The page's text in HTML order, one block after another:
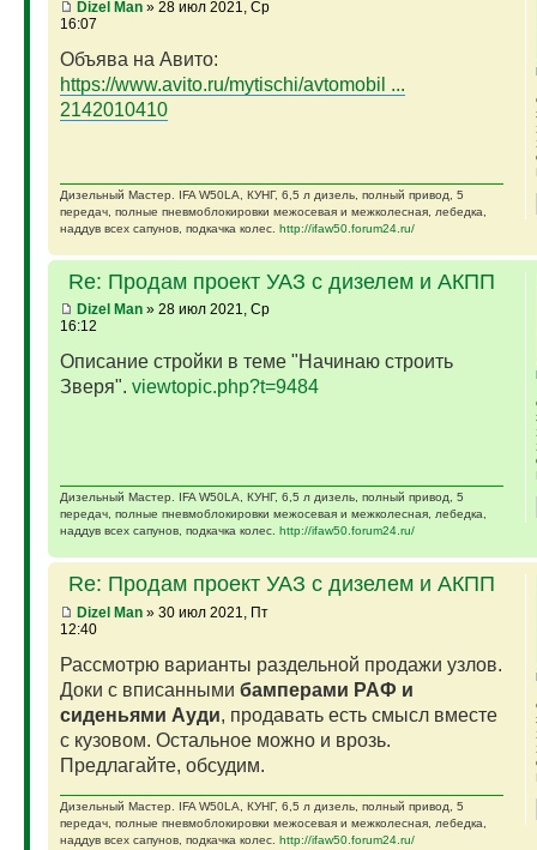
Dizel Man» 28 июл 2021, Ср
16:07
Объява на Авито:
https://www.avito.ru/mytischi/avtomobil ...
2142010410
Дизельный Мастер. IFA W50LA, КУНГ, 6,5 л дизель, полный привод, 5
передач, полные пневмоблокировки межосевая и межколесная, лебедка,
наддув всех сапунов, подкачка колес. http://ifaw50.forum24.ru/
Re: Продам проект УАЗ с дизелем и АКПП
Dizel Man» 28 июл 2021, Ср
16:12
Описание стройки в теме "Начинаю строить
Зверя". viewtopic.php?t=9484
Дизельный Мастер. IFA W50LA, КУНГ, 6,5 л дизель, полный привод, 5
передач, полные пневмоблокировки межосевая и межколесная, лебедка,
наддув всех сапунов, подкачка колес. http://ifaw50.forum24.ru/
Re: Продам проект УАЗ с дизелем и АКПП
Dizel Man» 30 июл 2021, Пт
12:40
Рассмотрю варианты раздельной продажи узлов.
Доки с вписанными бамперами РАФ и
сиденьями Ауди, продавать есть смысл вместе
с кузовом. Остальное можно и врозь.
Предлагайте, обсудим.
Дизельный Мастер. IFA W50LA, КУНГ, 6,5 л дизель, полный привод, 5
передач, полные пневмоблокировки межосевая и межколесная, лебедка,
наддув всех сапунов, подкачка колес. http://ifaw50.forum24.ru/